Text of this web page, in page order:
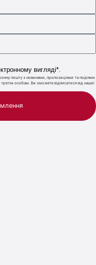
вигляді*.
пошту з новинами, пропозиціями та подіями.
особам. Ви зможете відписатися від нашої